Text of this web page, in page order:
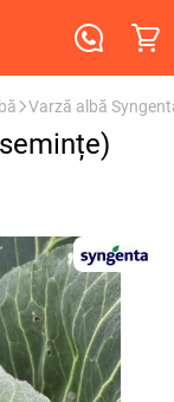
Varză albă